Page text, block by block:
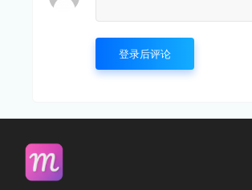
登录后评论